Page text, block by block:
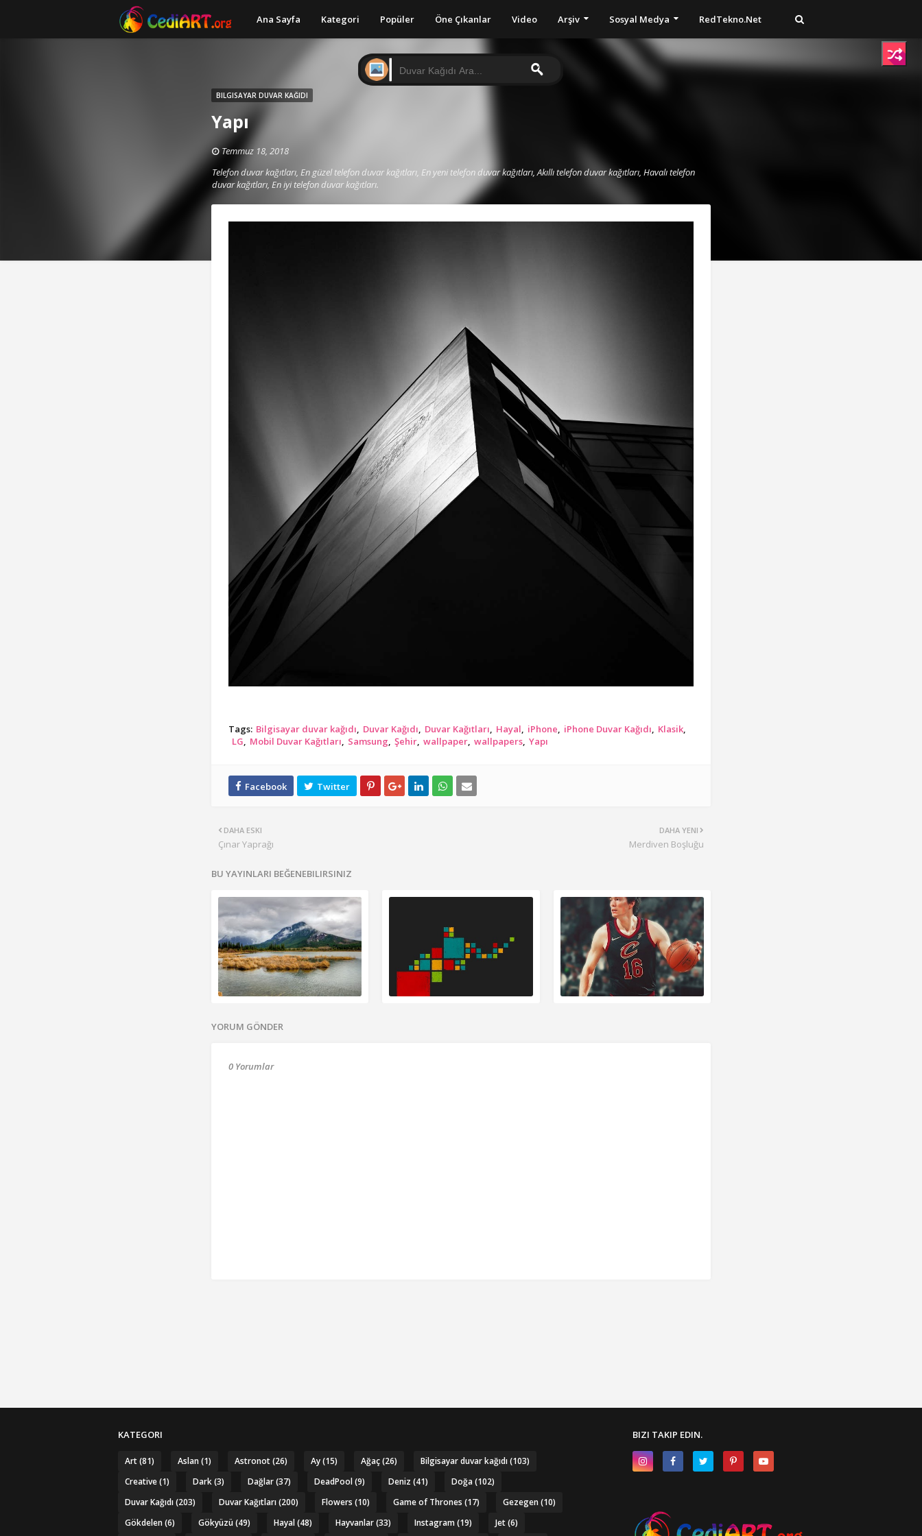
Ana Sayfa Kategori Popüler Öne Çıkanlar Video Arşiv Sosyal Medya RedTekno.Net
BILGISAYAR DUVAR KAĞIDI
Yapı
Temmuz 18, 2018
Telefon duvar kağıtları, En güzel telefon duvar kağıtları, En yeni telefon duvar kağıtları, Akıllı telefon duvar kağıtları, Havalı telefon
duvar kağıtları, En iyi telefon duvar kağıtları.
Tags: Bilgisayar duvar kağıdı Duvar Kağıdı Duvar Kağıtları Hayal iPhone iPhone Duvar Kağıdı
Klasik
LG
Mobil Duvar Kağıtları Samsung Şehir wallpaper wallpapers Yapı
DAHA YENI
Merdiven Boşluğu
DAHA ESKI
Çınar Yaprağı
BU YAYINLARI BEĞENEBILIRSINIZ
YORUM GÖNDER
0 Yorumlar
KATEGORI
Art(81) Aslan(1) Astronot(26) Ay(15) Ağaç(26) Bilgisayar duvar kağıdı(103)
Creative(1) Dark(3) Dağlar(37) DeadPool(9) Deniz (41) Doğa(102)
Duvar Kağıdı(203) Duvar Kağıtları(200) Flowers (10) Game of Thrones (17) Gezegen(10)
Gökdelen(6) Gökyüzü(49) Hayal(48) Hayvanlar(33) Instagram(19) Jet(6)
BIZI TAKIP EDIN.